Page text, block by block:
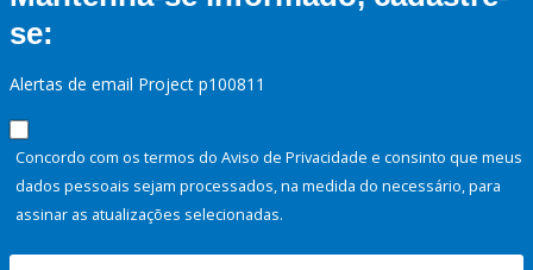
se:
Alertas de email Project p100811
Concordo com os termos do Aviso de Privacidade e consinto que meus
dados pessoais sejam processados, na medida do necessário, para
assinar as atualizações selecionadas.